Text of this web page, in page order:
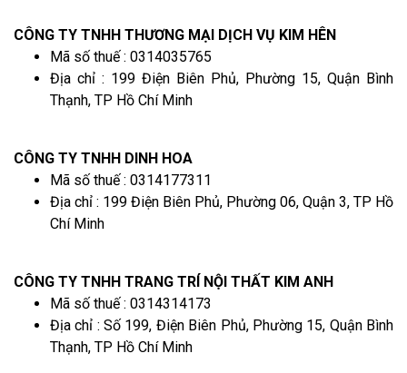
CÔNG TY TNHH THƯƠNG MẠI DỊCH VỤ KIM HÊN
Mã số thuế : 0314035765
Địa chỉ : 199 Điện Biên Phủ, Phường 15, Quận Bình
Thạnh, TP Hồ Chí Minh
CÔNG TY TNHH DINH HOA
Mã số thuế : 0314177311
Địa chỉ : 199 Điện Biên Phủ, Phường 06, Quận 3, TP Hồ
Chí Minh
CÔNG TY TNHH TRANG TRÍ NỘI THẤT KIM ANH
Mã số thuế : 0314314173
Địa chỉ : Số 199, Điện Biên Phủ, Phường 15, Quận Bình
Thạnh, TP Hồ Chí Minh